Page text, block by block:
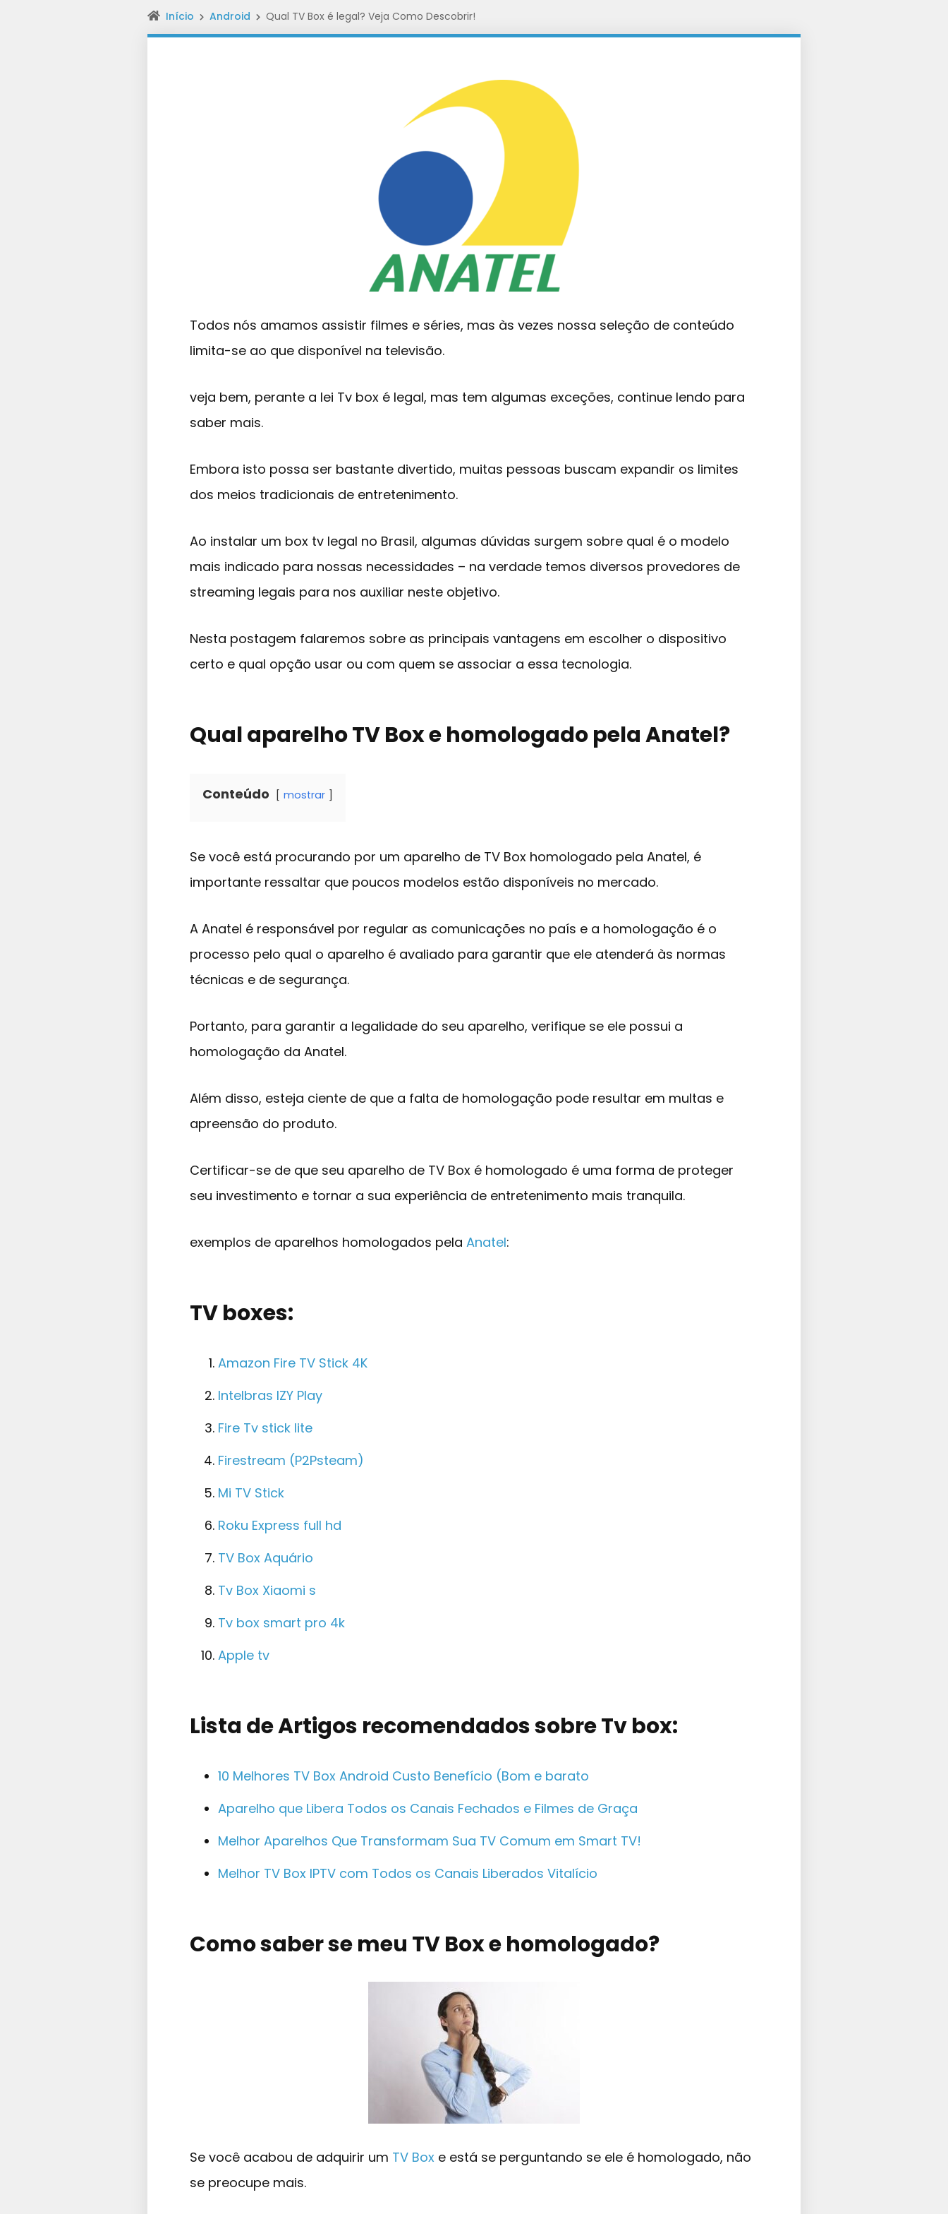
Início Android Qual TV Box é legal? Veja Como Descobrir!
Todos nós amamos assistir filmes e séries, mas às vezes nossa seleção de conteúdo
limita-se ao que disponível na televisão.
veja bem, perante a lei Tv box é legal, mas tem algumas exceções, continue lendo para
saber mais.
Embora isto possa ser bastante divertido, muitas pessoas buscam expandir os limites
dos meios tradicionais de entretenimento.
Ao instalar um box tv legal no Brasil, algumas dúvidas surgem sobre qual é o modelo
mais indicado para nossas necessidades – na verdade temos diversos provedores de
streaming legais para nos auxiliar neste objetivo.
Nesta postagem falaremos sobre as principais vantagens em escolher o dispositivo
certo e qual opção usar ou com quem se associar a essa tecnologia.
Qual aparelho TV Box e homologado pela Anatel?
Conteúdo mostrar
Se você está procurando por um aparelho de TV Box homologado pela Anatel, é
importante ressaltar que poucos modelos estão disponíveis no mercado.
A Anatel é responsável por regular as comunicações no país e a homologação é o
processo pelo qual o aparelho é avaliado para garantir que ele atenderá às normas
técnicas e de segurança.
Portanto, para garantir a legalidade do seu aparelho, verifique se ele possui a
homologação da Anatel.
Além disso, esteja ciente de que a falta de homologação pode resultar em multas e
apreensão do produto.
Certificar-se de que seu aparelho de TV Box é homologado é uma forma de proteger
seu investimento e tornar a sua experiência de entretenimento mais tranquila.
exemplos de aparelhos homologados pela Anatel:
TV boxes:
Amazon Fire TV Stick 4K
Intelbras IZY Play
Fire Tv stick lite
Firestream (P2Psteam)
Mi TV Stick
Roku Express full hd
TV Box Aquário
Tv Box Xiaomi s
Tv box smart pro 4k
Apple tv
Lista de Artigos recomendados sobre Tv box:
10 Melhores TV Box Android Custo Benefício (Bom e barato
Aparelho que Libera Todos os Canais Fechados e Filmes de Graça
Melhor Aparelhos Que Transformam Sua TV Comum em Smart TV!
Melhor TV Box IPTV com Todos os Canais Liberados Vitalício
Como saber se meu TV Box e homologado?
Se você acabou de adquirir um TV Box e está se perguntando se ele é homologado, não
se preocupe mais.